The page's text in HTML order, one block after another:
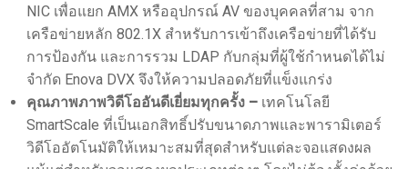
NIC เพื่อแยก AMX หรืออุปกรณ์ AV ของบุคคลที่สาม จาก
เครือข่ายหลัก 802.1X สำหรับการเข้าถึงเครือข่ายที่ได้รับ
การป้องกัน และการรวม LDAP กับกลุ่มที่ผู้ใช้กำหนดได้ไม่
จำกัด Enova DVX จึงให้ความปลอดภัยที่แข็งแกร่ง
คุณภาพภาพวิดีโออันดีเยี่ยมทุกครั้ง – เทคโนโลยี
SmartScale ที่เป็นเอกสิทธิ์ปรับขนาดภาพและพารามิเตอร์
วิดีโออัตโนมัติให้เหมาะสมที่สุดสำหรับแต่ละจอแสดงผล